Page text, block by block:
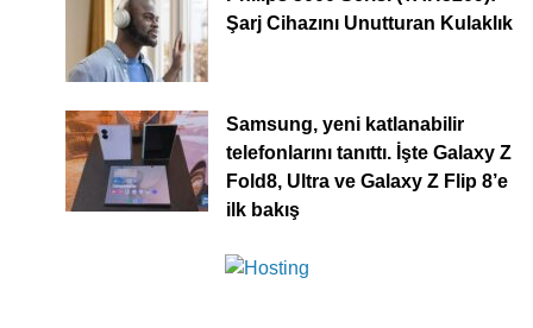
Şarj Cihazını Unutturan Kulaklık
Samsung, yeni katlanabilir
telefonlarını tanıttı. İşte Galaxy Z
Fold8, Ultra ve Galaxy Z Flip 8’e
ilk bakış